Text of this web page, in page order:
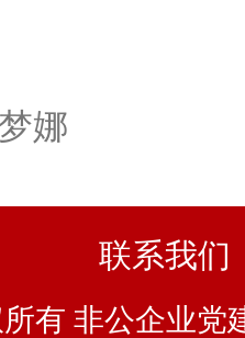
娜
联系我们
有 非公企业党